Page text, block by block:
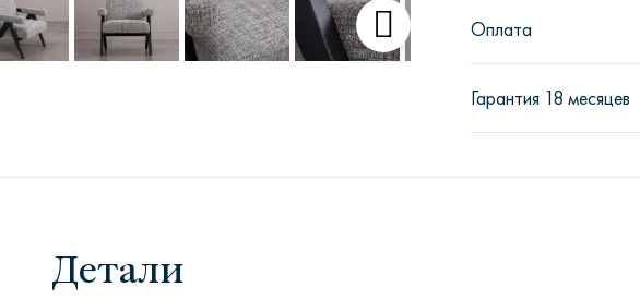
Тауэр Брутал
Оплата
Гарантия 18 месяцев
Детали